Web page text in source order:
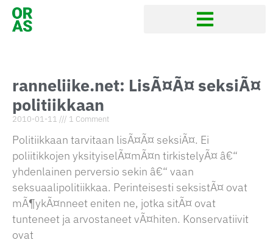
ranneliike.net: LisÃ¤Ã¤ seksiÃ¤
politiikkaan
2010-01-11 1 Comment
Politiikkaan tarvitaan lisÃ¤Ã¤ seksiÃ¤. Ei
poliitikkojen yksityiselÃ¤mÃ¤n tirkistelyÃ¤ â€“
yhdenlainen perversio sekin â€“ vaan
seksuaalipolitiikkaa. Perinteisesti seksistÃ¤ ovat
mÃ¶ykÃ¤nneet eniten ne, jotka sitÃ¤ ovat
tunteneet ja arvostaneet vÃ¤hiten. Konservatiivit
ovat